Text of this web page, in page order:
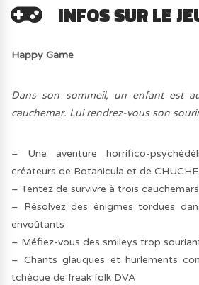
INFOS SUR LE
Happy Game
Dans son sommeil, un enfant est
cauchemar. Lui rendrez-vous son
– Une aventure horrifico-
créateurs de Botanicula et de
– Tentez de survivre à trois
– Résolvez des énigmes tordues
envoûtants
– Méfiez-vous des smileys trop
– Chants glauques et hurlements
tchèque de freak folk DVA